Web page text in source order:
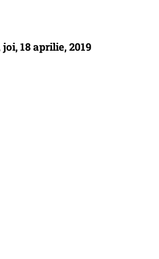
18 aprilie, 2019